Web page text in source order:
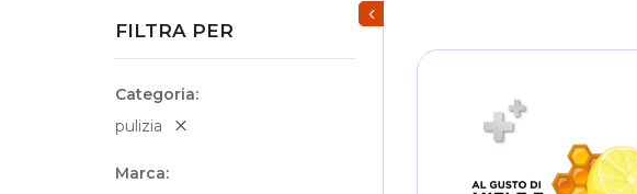
FILTRA PER
Categoria
pulizia
Marca
Mostra/Nascondi filtri